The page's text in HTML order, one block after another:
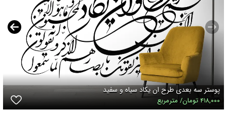
پوستر سه بعدی طرح ان یکاد سیاه و سفید
۴۱۸,۰۰۰ تومان/ مترمربع